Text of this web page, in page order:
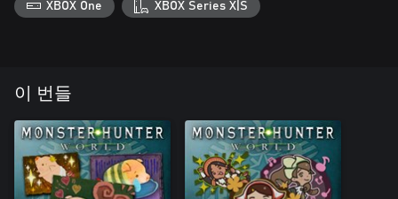
XBOX One XBOX Series X|S
이 번들